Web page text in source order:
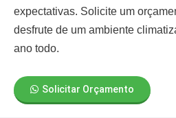
expectativas. Solicite um
desfrute de um ambiente
ano todo.
Solicitar Orçamento